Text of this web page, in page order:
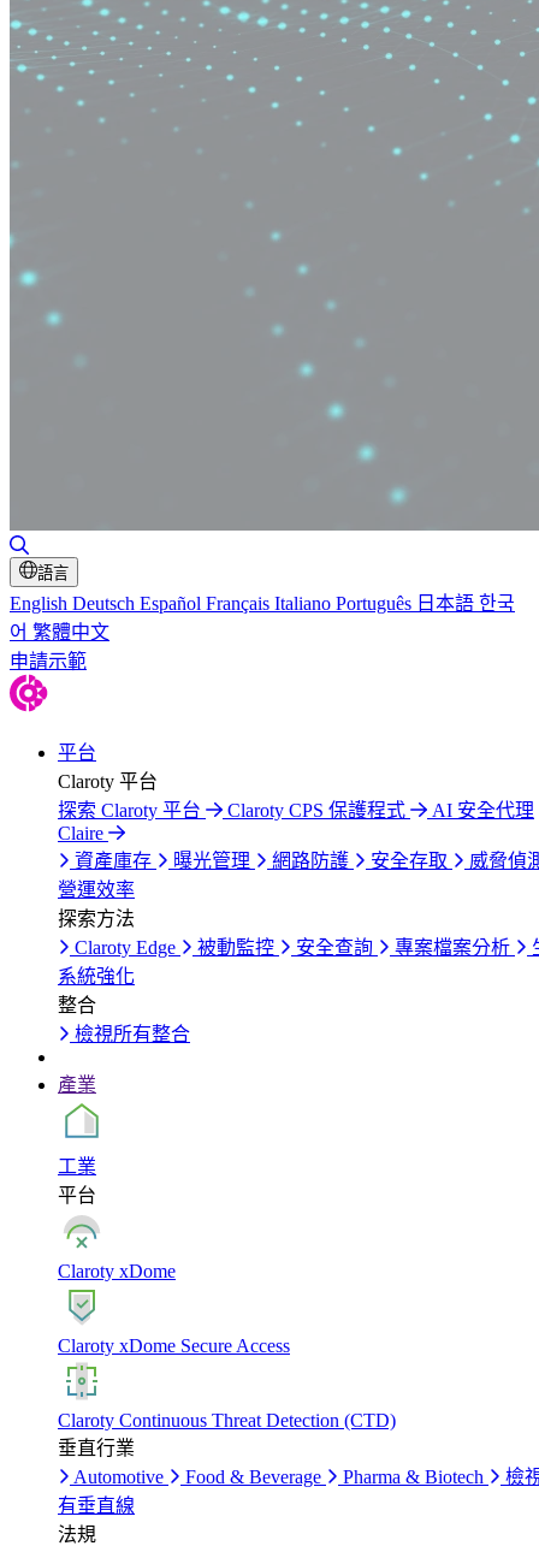
切換搜尋
語言
English Deutsch Español Français Italiano Português 日本語 한국
어 繁體中文
申請示範
平台
Claroty 平台
探索 Claroty 平台
Claroty CPS 保護程式
AI 安全代理
Claire
資產庫存
曝光管理 網路防護 安全存取
威脅偵
營運效率
探索方法
Claroty Edge
被動監控 安全查詢 專案檔案分析
系統強化
整合
檢視所有整合
產業
工業
平台
Claroty xDome
Claroty xDome Secure Access
Claroty Continuous Threat Detection (CTD)
垂直行業
Automotive
Food & Beverage Pharma & Biotech
檢
有垂直線
法規